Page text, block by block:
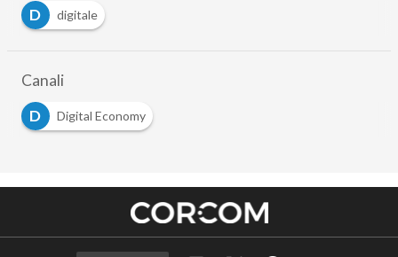
D
digitale
Canali
D
Digital Economy